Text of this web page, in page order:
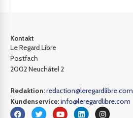
Kontakt
Le Regard Libre
Postfach
2002 Neuchâtel 2
Redaktion:redaction@leregardlibre.com
Kundenservice:info@leregardlibre.com